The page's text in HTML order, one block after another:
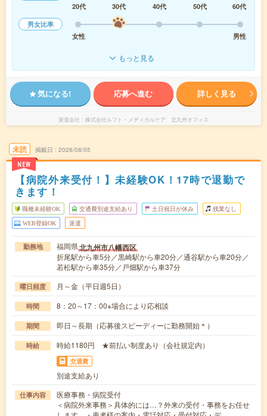
20代
30代 40代 50代
60代
男女比率
女性
男性
もっと見る
気になる! 応募へ進む 詳しく見る
派遣会社 株式会社ルフト・メディカルケア 北九州オフィス
未読
NEW
掲載日 2026/08/05
【病院外来受付！】未経験OK！17時で退勤で
きます！
職種未経験OK 交通費別途支給あり 土日祝日が休み 残業なし
WEB登録OK 派遣
勤務地 福岡県北九州市八幡西区
折尾駅から車5分／黒崎駅から車20分／通谷駅から車20分／
若松駅から車35分／戸畑駅から車37分
曜日頻度 月～金（平日週5日）
時間 8：20～17：00※場合により応相談
期間 即日～長期（応募後スピーディーに勤務開始＊）
時給 時給1180円 ★前払い制度あり（会社規定内）
交通費
別途支給あり
仕事内容
医療事務・病院受付
＜病院外来事務＞具体的には…？外来の受付・事務をお任せ